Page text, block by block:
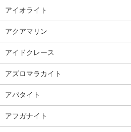
アイオライト
アクアマリン
アイドクレース
アズロマラカイト
アパタイト
アフガナイト